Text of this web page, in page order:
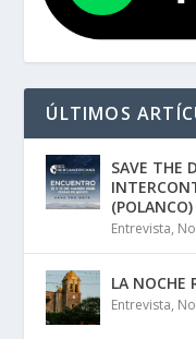
ÚLTIMOS
SAVE THE
(POLANCO)
Entrevista,
LA NOCHE
Entrevista,